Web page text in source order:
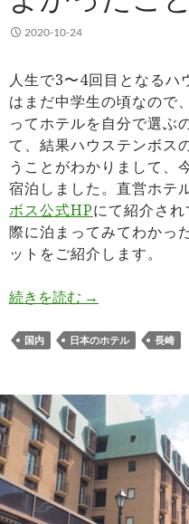
2020-10-24
人生で3〜4回目となるハ
はまだ中学生の頃なので
ってホテルを自分で選ぶ
て、結果ハウステンボス
うことがわかりまして、
宿泊しました。直営ホテ
ボス公式HPにて紹介さ
際に泊まってみてわかっ
ットをご紹介します。
続きを読む ホテルアムス
→
国内 日本のホテル 長崎